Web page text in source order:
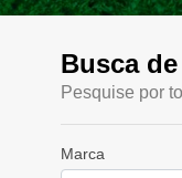
Busca
Pesquise por
Marca